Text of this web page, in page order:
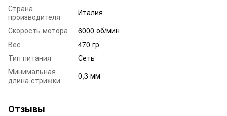
Страна
производителя
Италия
Скорость мотора
6000 об/мин
Вес
470 гр
Тип питания
Сеть
Минимальная
длина стрижки
0,3 мм
Отзывы